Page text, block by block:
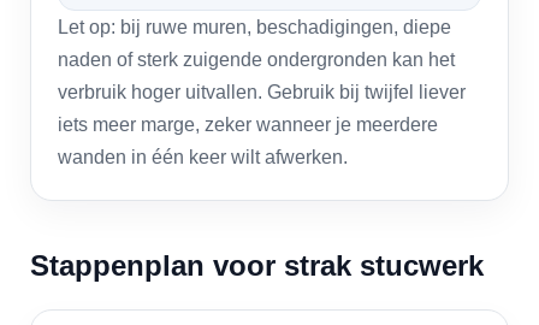
Let op: bij ruwe muren, beschadigingen, diepe
naden of sterk zuigende ondergronden kan het
verbruik hoger uitvallen. Gebruik bij twijfel liever
iets meer marge, zeker wanneer je meerdere
wanden in één keer wilt afwerken.
Stappenplan voor strak stucwerk